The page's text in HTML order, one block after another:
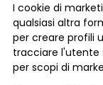
I cookie di
qualsiasi altra
per creare profili
tracciare l'utente
per scopi di